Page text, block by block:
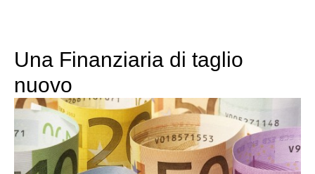
Una Finanziaria di taglio
nuovo